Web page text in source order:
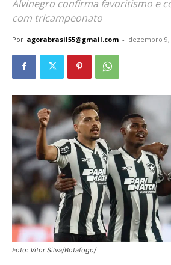
Alvinegro confirma favoritismo e
com tricampeonato
Por agorabrasil55@gmail.com - dezembro 9,
Foto: Vitor Silva/Botafogo/